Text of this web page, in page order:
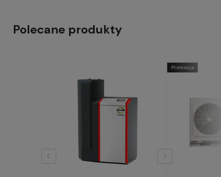
Polecane produkty
Promocja